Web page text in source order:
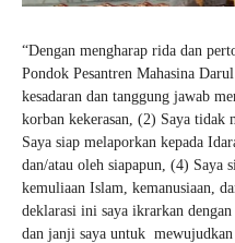
“Dengan mengharap rida dan
Pondok Pesantren Mahasina
kesadaran dan tanggung jawab
korban kekerasan, (2) Saya tidak
Saya siap melaporkan kepada
dan/atau oleh siapapun, (4) Saya
kemuliaan Islam, kemanusiaan,
deklarasi ini saya ikrarkan
dan janji saya untuk mewujudkan